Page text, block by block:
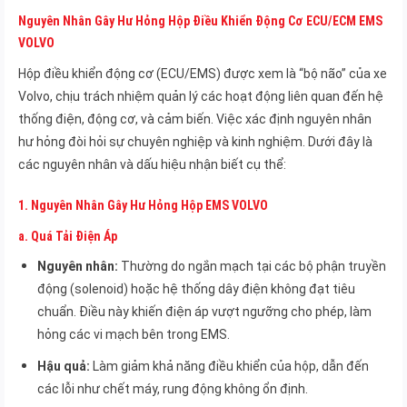
Nguyên Nhân Gây Hư Hỏng Hộp Điều Khiển Động Cơ ECU/ECM EMS
VOLVO
Hộp điều khiển động cơ (ECU/EMS) được xem là “bộ não” của xe
Volvo, chịu trách nhiệm quản lý các hoạt động liên quan đến hệ
thống điện, động cơ, và cảm biến. Việc xác định nguyên nhân
hư hỏng đòi hỏi sự chuyên nghiệp và kinh nghiệm. Dưới đây là
các nguyên nhân và dấu hiệu nhận biết cụ thể:
1. Nguyên Nhân Gây Hư Hỏng Hộp EMS VOLVO
a. Quá Tải Điện Áp
Nguyên nhân: Thường do ngắn mạch tại các bộ phận truyền
động (solenoid) hoặc hệ thống dây điện không đạt tiêu
chuẩn. Điều này khiến điện áp vượt ngưỡng cho phép, làm
hỏng các vi mạch bên trong EMS.
Hậu quả: Làm giảm khả năng điều khiển của hộp, dẫn đến
các lỗi như chết máy, rung động không ổn định.